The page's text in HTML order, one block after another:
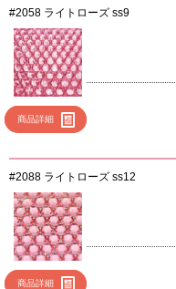
#2058 ライトローズ ss9
商品詳細
#2088 ライトローズ ss12
商品詳細